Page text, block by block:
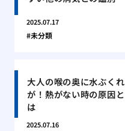
2025.07.17
未分類
大人の喉の奥に水ぶくれ
が！熱がない時の原因と
は
2025.07.16